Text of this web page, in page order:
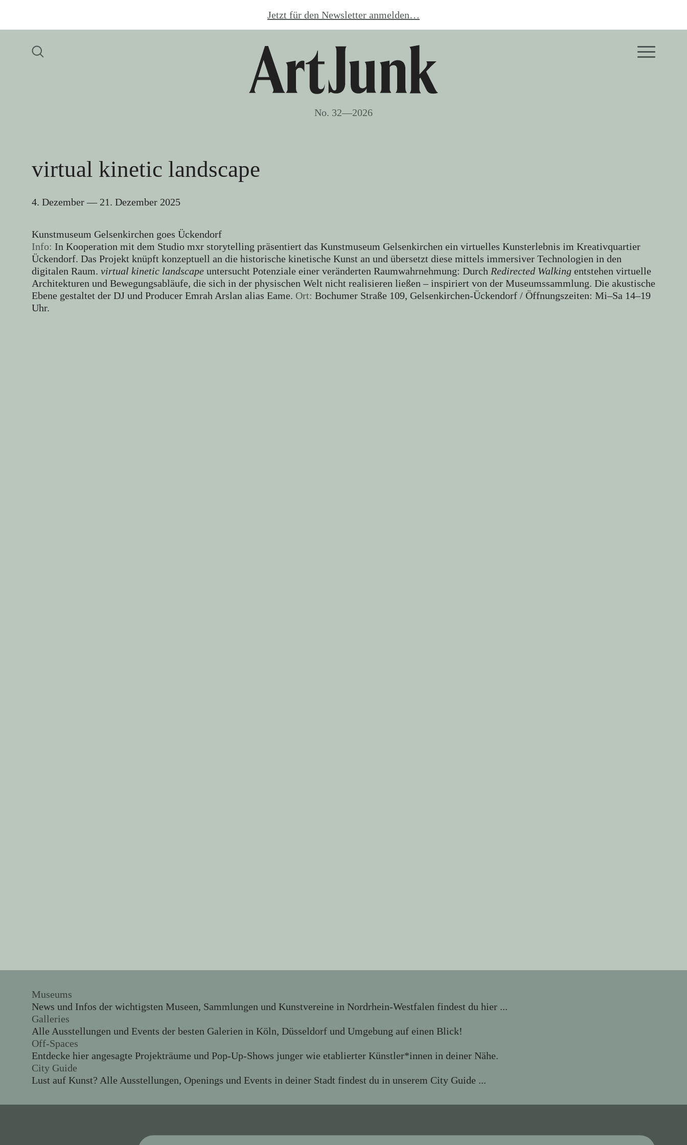
Jetzt für den Newsletter anmelden…
No. 32—2026
virtual kinetic landscape
4. Dezember— 21. Dezember 2025
Kunstmuseum Gelsenkirchen goes Ückendorf
Info: In Kooperation mit dem Studio mxr storytelling präsentiert das Kunstmuseum Gelsenkirchen ein virtuelles Kunsterlebnis im Kreativquartier
Ückendorf. Das Projekt knüpft konzeptuell an die historische kinetische Kunst an und übersetzt diese mittels immersiver Technologien in den
digitalen Raum. virtual kinetic landscape untersucht Potenziale einer veränderten Raumwahrnehmung: Durch Redirected Walking entstehen virtuelle
Architekturen und Bewegungsabläufe, die sich in der physischen Welt nicht realisieren ließen – inspiriert von der Museumssammlung. Die akustische
Ebene gestaltet der DJ und Producer Emrah Arslan alias Eame. Ort: Bochumer Straße 109, Gelsenkirchen-Ückendorf / Öffnungszeiten: Mi–Sa 14–19
Uhr.
Museums
News und Infos der wichtigsten Museen, Sammlungen und Kunstvereine in Nordrhein-Westfalen findest du hier ...
Galleries
Alle Ausstellungen und Events der besten Galerien in Köln, Düsseldorf und Umgebung auf einen Blick!
Off-Spaces
Entdecke hier angesagte Projekträume und Pop-Up-Shows junger wie etablierter Künstler*innen in deiner Nähe.
City Guide
Lust auf Kunst? Alle Ausstellungen, Openings und Events in deiner Stadt findest du in unserem City Guide ...